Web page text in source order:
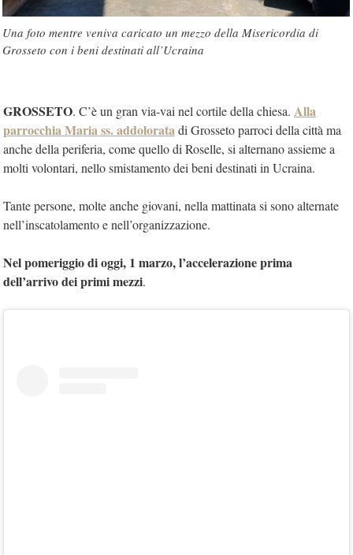
Una foto mentre veniva caricato un mezzo della Misericordia di
Grosseto con i beni destinati all’Ucraina
GROSSETO. C’è un gran via-vai nel cortile della chiesa. Alla
parrocchia Maria ss. addoloratadi Grosseto parroci della città ma
anche della periferia, come quello di Roselle, si alternano assieme a
molti volontari, nello smistamento dei beni destinati in Ucraina.
Tante persone, molte anche giovani, nella mattinata si sono alternate
nell’inscatolamento e nell’organizzazione.
Nel pomeriggio di oggi, 1 marzo, l’accelerazione prima
dell’arrivo dei primi mezzi.